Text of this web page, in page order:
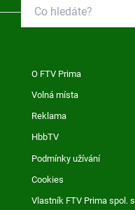
O FTV Prima
Volná místa
Reklama
HbbTV
Podmínky užívání
Cookies
Vlastník FTV Prima spol. s